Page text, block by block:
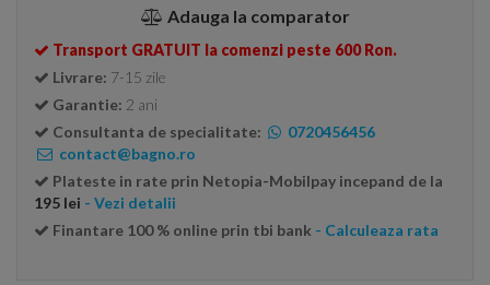
Adauga la comparator
Transport GRATUIT la comenzi peste 600 Ron.
Livrare: 7-15 zile
Garantie: 2 ani
Consultanta de specialitate:
0720456456
contact@bagno.ro
Plateste in rate prin Netopia-Mobilpay incepand de la
195 lei - Vezi detalii
Finantare 100 % online prin tbi bank - Calculeaza rata